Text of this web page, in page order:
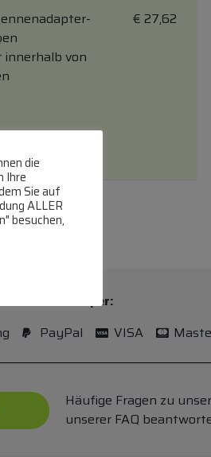
von
€ 27,62
Sie bezahlen per:
PayPal VISA
Häufige Fragen zu
unserer FAQ
die
Ihre
Sie auf
ALLER
besuchen,